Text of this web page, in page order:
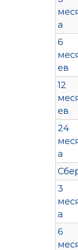
а
6
ев
12
ев
24
а
3
а
6